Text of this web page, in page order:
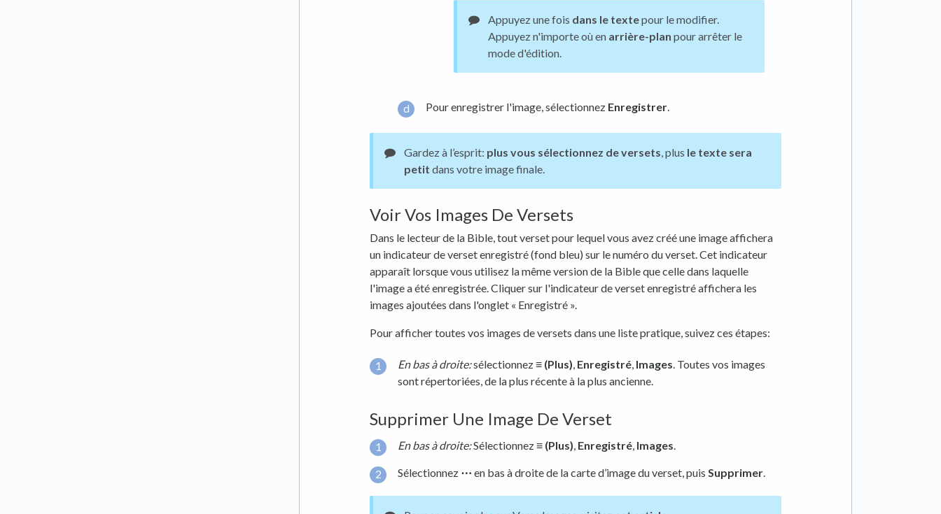
Appuyez une fois dans le textepour le modifier.
Appuyez n'importe où en arrière-plan pour arrêter le
mode d'édition.
Pour enregistrer l'image, sélectionnez Enregistrer
Gardez à l’esprit: plus vous sélectionnez de versets, plus le texte sera
petit dans votre image finale.
Voir Vos Images De Versets
Dans le lecteur de la Bible, tout verset pour lequel vous avez créé une image affichera
un indicateur de verset enregistré (fond bleu) sur le numéro du verset. Cet indicateur
apparaît lorsque vous utilisez la même version de la Bible que celle dans laquelle
l'image a été enregistrée. Cliquer sur l'indicateur de verset enregistré affichera les
images ajoutées dans l'onglet « Enregistré ».
Pour afficher toutes vos images de versets dans une liste pratique, suivez ces étapes:
En bas à droite:sélectionnez≡ (Plus), Enregistré, Images. Toutes vos images
sont répertoriées, de la plus récente à la plus ancienne.
Supprimer Une Image De Verset
En bas à droite:Sélectionnez≡ (Plus) Enregistré Images
Sélectionnez ⋯ en bas à droite de la carte d’image du verset, puis Supprimer.